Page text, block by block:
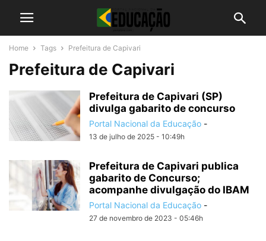
Home Tags Prefeitura de Capivari
Prefeitura de Capivari
Prefeitura de Capivari (SP)
divulga gabarito de concurso
Portal Nacional da Educação -
13 de julho de 2025 - 10:49h
Prefeitura de Capivari publica
gabarito de Concurso;
acompanhe divulgação do IBAM
Portal Nacional da Educação -
27 de novembro de 2023 - 05:46h